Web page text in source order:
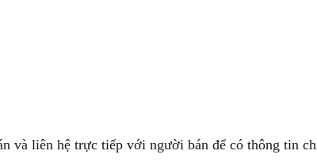
và liên hệ trực tiếp với người bán để có thông tin